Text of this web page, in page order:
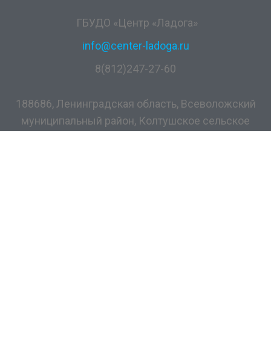
ГБУДО «Центр «Ладога»
info@center-ladoga.ru
8(812)247-27-60
188686, Ленинградская область, Всеволожский
муниципальный район, Колтушское сельское